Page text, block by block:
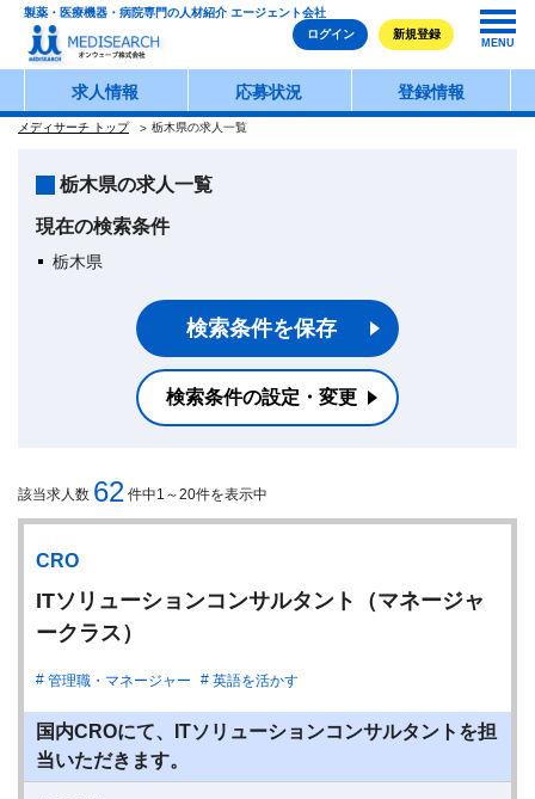
製薬・医療機器・病院専門の人材紹介 エージェント会社
ログイン
新規登録
MENU
求人情報 応募状況 登録情報
メディサーチ トップ 栃木県の求人一覧
栃木県の求人一覧
現在の検索条件
栃木県
検索条件を保存
検索条件の設定・変更
該当求人数 62 件中1～20件を表示中
CRO
ITソリューションコンサルタント（マネージャ
ークラス）
管理職・マネージャー 英語を活かす
国内CROにて、ITソリューションコンサルタントを担
当いただきます。